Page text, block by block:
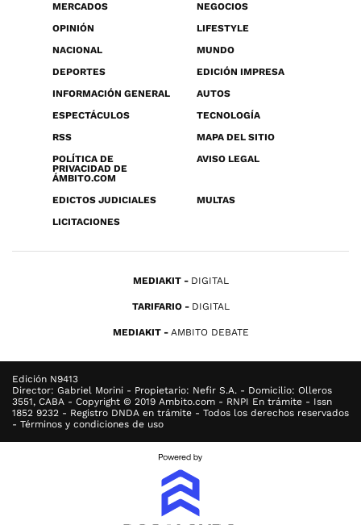
MERCADOS
NEGOCIOS
OPINIÓN
LIFESTYLE
NACIONAL
MUNDO
DEPORTES
EDICIÓN IMPRESA
INFORMACIÓN GENERAL
AUTOS
ESPECTÁCULOS
TECNOLOGÍA
RSS
MAPA DEL SITIO
POLÍTICA DE
PRIVACIDAD DE
ÁMBITO.COM
AVISO LEGAL
EDICTOS JUDICIALES
MULTAS
LICITACIONES
MEDIAKIT DIGITAL
TARIFARIO DIGITAL
MEDIAKIT AMBITO DEBATE
Edición N9413
Director: Gabriel Morini - Propietario: Nefir S.A. - Domicilio: Olleros
3551, CABA - Copyright © 2019 Ambito.com - RNPI En trámite - Issn
1852 9232 - Registro DNDA en trámite - Todos los derechos reservados
- Términos y condiciones de uso